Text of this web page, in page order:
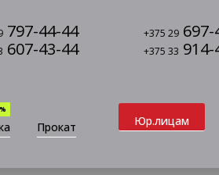
797-44-44 +375 29 697-
607-43-44 +375 33 914-
Прокат Юр.лицам